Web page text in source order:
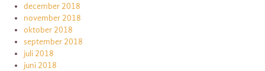
december 2018
november 2018
oktober 2018
september 2018
juli 2018
juni 2018